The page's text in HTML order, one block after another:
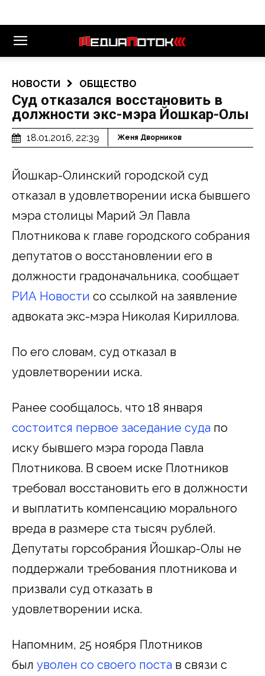
НОВОСТИ ОБЩЕСТВО
Суд отказался восстановить в
должности экс-мэра Йошкар-Олы
18.01.2016, 22:39 Женя Дворников
Йошкар-Олинский городской суд
отказал в удовлетворении иска бывшего
мэра столицы Марий Эл Павла
Плотникова к главе городского собрания
депутатов о восстановлении его в
должности градоначальника, сообщает
РИА Новости со ссылкой на заявление
адвоката экс-мэра Николая Кириллова.
По его словам, суд отказал в
удовлетворении иска.
Ранее сообщалось, что 18 января
состоится первое заседание суда по
иску бывшего мэра города Павла
Плотникова. В своем иске Плотников
требовал восстановить его в должности
и выплатить компенсацию морального
вреда в размере ста тысяч рублей.
Депутаты горсобрания Йошкар-Олы не
поддержали требования плотникова и
призвали суд отказать в
удовлетворении иска.
Напомним, 25 ноября Плотников
был уволен со своего поста в связи с